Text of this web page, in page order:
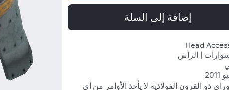
إضافة إلى السلة
Head
| الرأس